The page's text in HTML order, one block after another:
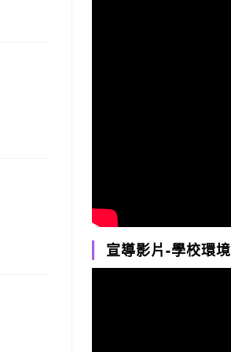
宣導影片-學校環境